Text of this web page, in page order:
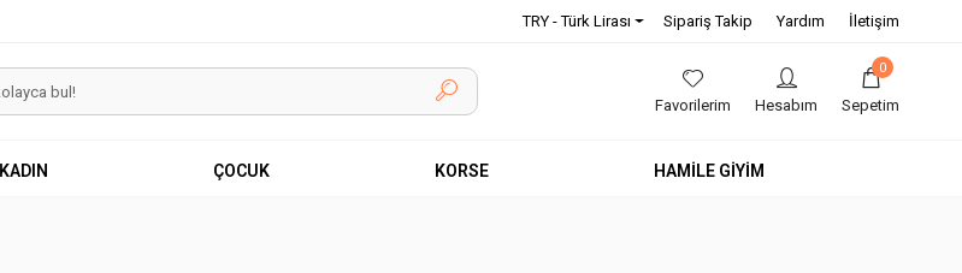
TRY - Türk Lirası Sipariş Takip Yardım İletişim
Favorilerim Hesabım
0
Sepetim
KADIN ÇOCUK KORSE HAMİLE GİYİM